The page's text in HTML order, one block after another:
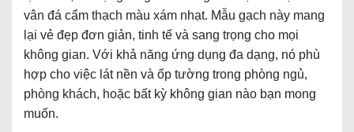
vân đá cẩm thạch màu xám nhạt. Mẫu gạch này mang
lại vẻ đẹp đơn giản, tinh tế và sang trọng cho mọi
không gian. Với khả năng ứng dụng đa dạng, nó phù
hợp cho việc lát nền và ốp tường trong phòng ngủ,
phòng khách, hoặc bất kỳ không gian nào bạn mong
muốn.